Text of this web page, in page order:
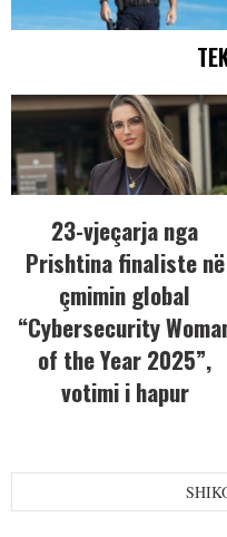
23-vjeçarja nga
Prishtina finaliste në
çmimin global
“Cybersecurity
of the Year 2025”,
votimi i hapur